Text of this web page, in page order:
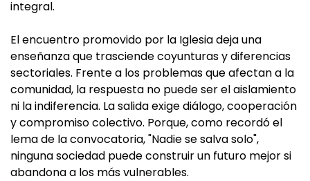
integral.
El encuentro promovido por la Iglesia deja una
enseñanza que trasciende coyunturas y diferencias
sectoriales. Frente a los problemas que afectan a la
comunidad, la respuesta no puede ser el aislamiento
ni la indiferencia. La salida exige diálogo, cooperación
y compromiso colectivo. Porque, como recordó el
lema de la convocatoria, "Nadie se salva solo",
ninguna sociedad puede construir un futuro mejor si
abandona a los más vulnerables.